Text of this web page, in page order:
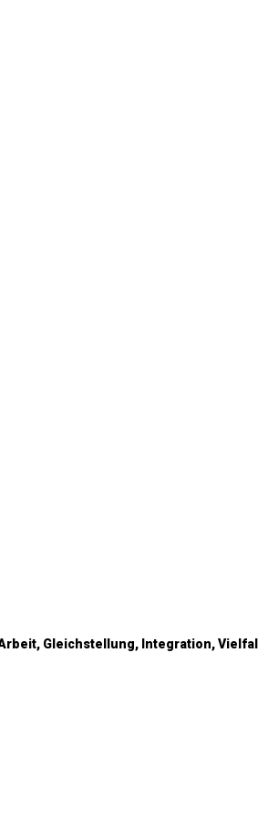
Gleichstellung, Integration,